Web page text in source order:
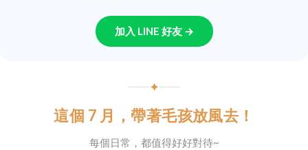
加入 LINE 好友 →
✦
這個 7 月，帶著毛孩放風去！
每個日常，都值得好好對待~